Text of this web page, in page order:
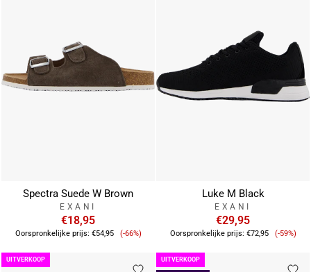
Spectra Suede W Brown
EXANI
€18,95
Oorspronkelijke prijs: €54,95 Verkoopprijs
(-66%)
Luke M Black
EXANI
€29,95
Oorspronkelijke prijs: €72,95 (-59%)
UITVERKOOP UITVERKOOP